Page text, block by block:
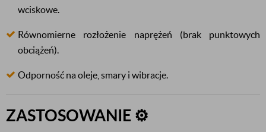
wciskowe.
Równomierne rozłożenie naprężeń (brak punktowych
obciążeń).
Odporność na oleje, smary i wibracje.
ZASTOSOWANIE ⚙️